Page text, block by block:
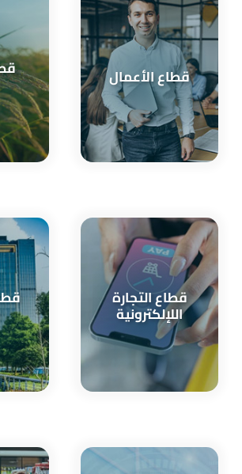
قطاع الأعمال
قطاع التجارة
اللإلكترونية